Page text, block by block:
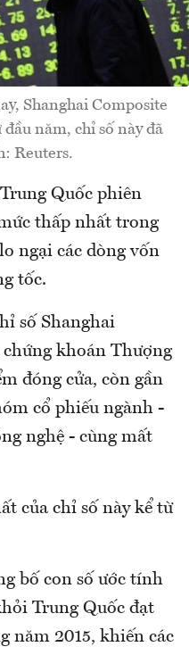
Shanghai Composite
năm, chỉ số này đã
Reuters.
Quốc phiên
thấp nhất trong
ngại các dòng vốn
tốc.
số Shanghai
chứng khoán Thượng
đóng cửa, còn gần
cổ phiếu ngành -
nghệ - cùng mất
của chỉ số này kể từ
bố con số ước tính
Trung Quốc đạt
năm 2015, khiến các